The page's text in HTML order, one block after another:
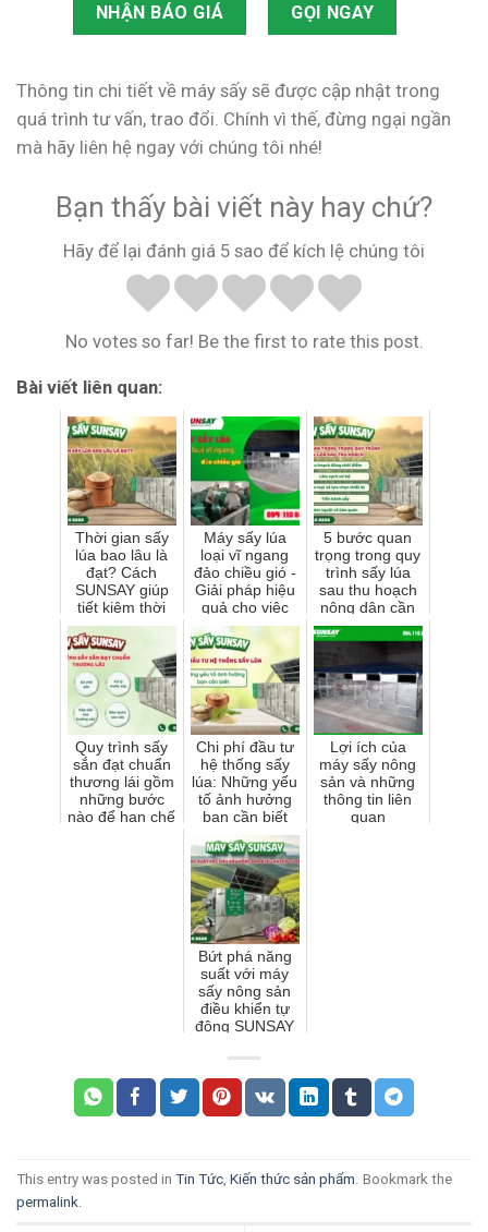
NHẬN BÁO GIÁ GỌI NGAY
Thông tin chi tiết về máy sấy sẽ được cập nhật trong
quá trình tư vấn, trao đổi. Chính vì thế, đừng ngại ngần
mà hãy liên hệ ngay với chúng tôi nhé!
Bạn thấy bài viết này hay chứ?
Hãy để lại đánh giá 5 sao để kích lệ chúng tôi
No votes so far! Be the first to rate this post.
Bài viết liên quan:
Thời gian sấy
lúa bao lâu là
đạt? Cách
SUNSAY giúp
tiết kiệm thời
gian và nhiên
liệu
Máy sấy lúa
loại vĩ ngang
đảo chiều gió -
Giải pháp hiệu
quả cho việc
sấy lúa của bà
con nông dân
5 bước quan
trọng trong quy
trình sấy lúa
sau thu hoạch
nông dân cần
biết
Quy trình sấy
sắn đạt chuẩn
thương lái gồm
những bước
nào để hạn chế
Chi phí đầu tư
hệ thống sấy
lúa: Những yếu
tố ảnh hưởng
bạn cần biết
Lợi ích của
máy sấy nông
sản và những
thông tin liên
quan
Bứt phá năng
suất với máy
sấy nông sản
điều khiển tự
động SUNSAY
This entry was posted in Tin Tức Kiến thức sản phẩm . Bookmark the
permalink